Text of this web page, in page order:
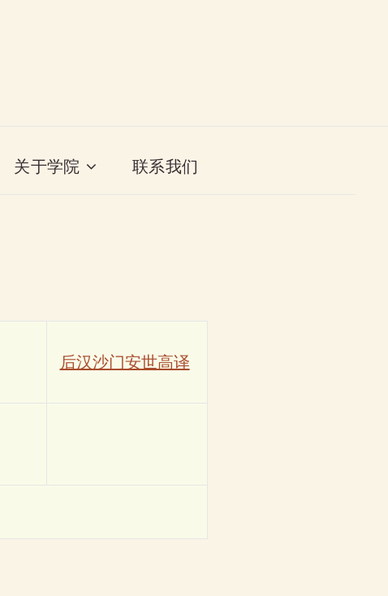
关于学院 联系我们
后汉沙门安世高译